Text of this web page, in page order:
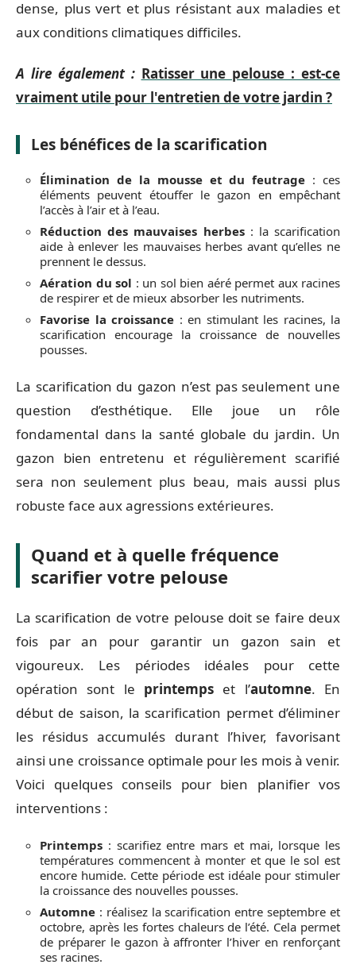
dense, plus vert et plus résistant aux maladies et
aux conditions climatiques difficiles.
A lire également : Ratisser une pelouse : est-ce
vraiment utile pour l'entretien de votre jardin ?
Les bénéfices de la scarification
Élimination de la mousse et du feutrage : ces
éléments peuvent étouffer le gazon en empêchant
l’accès à l’air et à l’eau.
Réduction des mauvaises herbes: la scarification
aide à enlever les mauvaises herbes avant qu’elles ne
prennent le dessus.
Aération du sol : un sol bien aéré permet aux racines
de respirer et de mieux absorber les nutriments.
Favorise la croissance : en stimulant les racines, la
scarification encourage la croissance de nouvelles
pousses.
La scarification du gazon n’est pas seulement une
question d’esthétique. Elle joue un rôle
fondamental dans la santé globale du jardin. Un
gazon bien entretenu et régulièrement scarifié
sera non seulement plus beau, mais aussi plus
robuste face aux agressions extérieures.
Quand et à quelle fréquence
scarifier votre pelouse
La scarification de votre pelouse doit se faire deux
fois par an pour garantir un gazon sain et
vigoureux. Les périodes idéales pour cette
opération sont le printemps et l’automne. En
début de saison, la scarification permet d’éliminer
les résidus accumulés durant l’hiver, favorisant
ainsi une croissance optimale pour les mois à venir.
Voici quelques conseils pour bien planifier vos
interventions :
Printemps : scarifiez entre mars et mai, lorsque les
températures commencent à monter et que le sol est
encore humide. Cette période est idéale pour stimuler
la croissance des nouvelles pousses.
Automne : réalisez la scarification entre septembre et
octobre, après les fortes chaleurs de l’été. Cela permet
de préparer le gazon à affronter l’hiver en renforçant
ses racines.